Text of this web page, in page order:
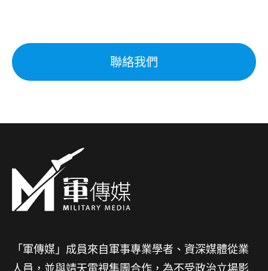
聯絡我們
「軍傳媒」成員來自軍事專業學者、資深媒體從業